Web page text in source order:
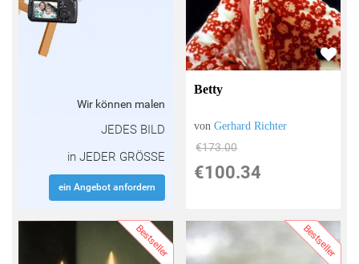
Wir können malen
JEDES BILD
in JEDER GRÖSSE
ein Angebot anfordern
Betty
vonGerhard Richter
€173.00
€100.34
Bestseller Bestseller